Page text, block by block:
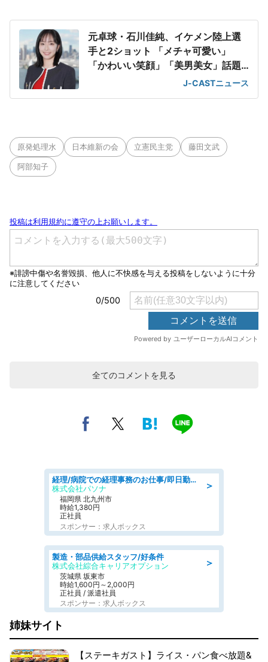
元卓球・石川佳純、イケメン陸上選
手と2ショット 「メチャ可愛い」
「かわいい笑顔」「美男美女」話題
J-CASTニュース
原発処理水 日本維新の会 立憲民主党 藤田文武
阿部知子
全てのコメントを見る
＞
経理/病院での経理事務のお仕事/即日勤務可/車通勤可/経理/一般事務
株式会社パソナ
福岡県 北九州市
時給1,380円
正社員
スポンサー：求人ボックス
＞
製造・部品供給スタッフ/好条件
株式会社綜合キャリアオプション
茨城県 坂東市
時給1,600円～2,000円
正社員 / 派遣社員
スポンサー：求人ボックス
姉妹サイト
【ステーキガスト】ライス・パン食べ放題&